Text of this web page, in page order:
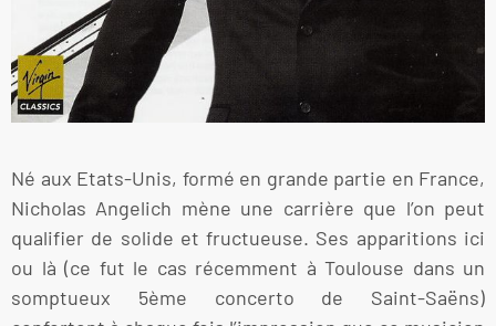
Né aux Etats-Unis, formé en grande partie en France,
Nicholas Angelich mène une carrière que l’on peut
qualifier de solide et fructueuse. Ses apparitions ici
ou là (ce fut le cas récemment à Toulouse dans un
somptueux 5ème concerto de Saint-Saëns)